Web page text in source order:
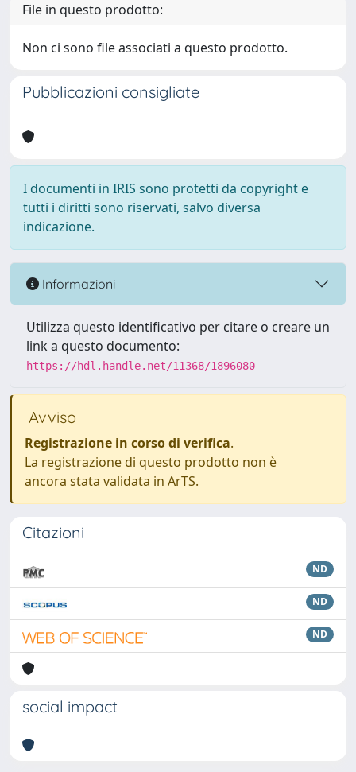
File in questo prodotto:
Non ci sono file associati a questo prodotto.
Pubblicazioni consigliate
I documenti in IRIS sono protetti da copyright e
tutti i diritti sono riservati, salvo diversa
indicazione.
Informazioni
Utilizza questo identificativo per citare o creare un
link a questo documento:
https://hdl.handle.net/11368/1896080
Avviso
Registrazione in corso di verifica.
La registrazione di questo prodotto non è
ancora stata validata in ArTS.
Citazioni
ND
ND
ND
social impact